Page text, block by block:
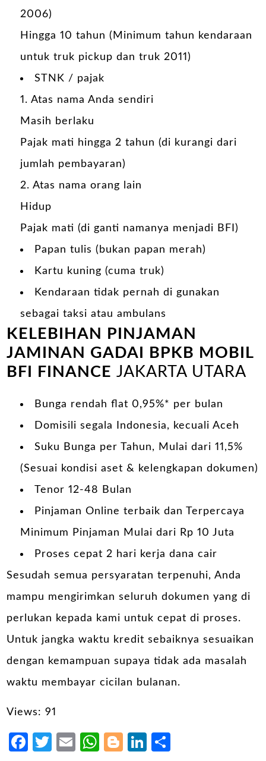
2006)
Hingga 10 tahun (Minimum tahun kendaraan
untuk truk pickup dan truk 2011)
STNK / pajak
1. Atas nama Anda sendiri
Masih berlaku
Pajak mati hingga 2 tahun (di kurangi dari
jumlah pembayaran)
2. Atas nama orang lain
Hidup
Pajak mati (di ganti namanya menjadi BFI)
Papan tulis (bukan papan merah)
Kartu kuning (cuma truk)
Kendaraan tidak pernah di gunakan
sebagai taksi atau ambulans
KELEBIHAN PINJAMAN
JAMINAN GADAI BPKB MOBIL
BFI FINANCEJAKARTA UTARA
Bunga rendah flat 0,95%* per bulan
Domisili segala Indonesia, kecuali Aceh
Suku Bunga per Tahun, Mulai dari 11,5%
(Sesuai kondisi aset & kelengkapan dokumen)
Tenor 12-48 Bulan
Pinjaman Online terbaik dan Terpercaya
Minimum Pinjaman Mulai dari Rp 10 Juta
Proses cepat 2 hari kerja dana cair
Sesudah semua persyaratan terpenuhi, Anda
mampu mengirimkan seluruh dokumen yang di
perlukan kepada kami untuk cepat di proses.
Untuk jangka waktu kredit sebaiknya sesuaikan
dengan kemampuan supaya tidak ada masalah
waktu membayar cicilan bulanan.
Views: 91
Facebook
Twitter
EmailWhatsApp
Blogger
LinkedIn